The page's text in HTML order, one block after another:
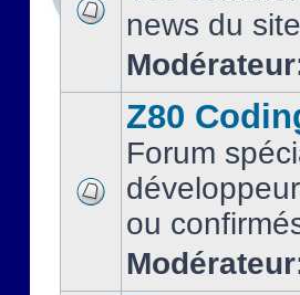
news du
Z80
Forum
ou